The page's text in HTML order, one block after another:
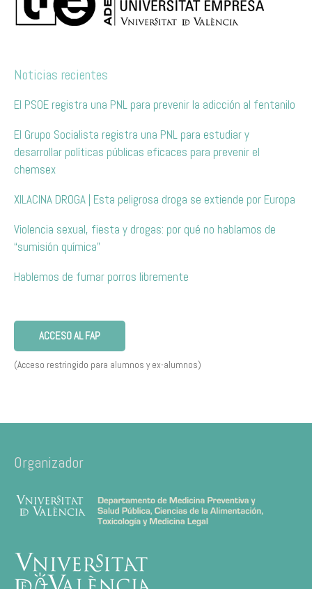
Noticias recientes
El PSOE registra una PNL para prevenir la adicción al fentanilo
El Grupo Socialista registra una PNL para estudiar y
desarrollar políticas públicas eficaces para prevenir el
chemsex
XILACINA DROGA | Esta peligrosa droga se extiende por Europa
Violencia sexual, fiesta y drogas: por qué no hablamos de
“sumisión química”
Hablemos de fumar porros libremente
ACCESO AL FAP
(Acceso restringido para alumnos y ex-alumnos)
Organizador